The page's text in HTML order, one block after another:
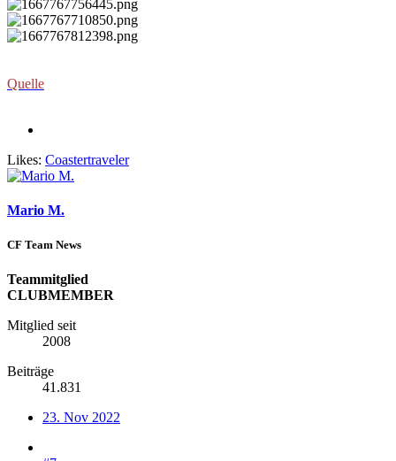
Quelle
Likes: Coastertraveler
Mario M.
CF Team News
Teammitglied
CLUBMEMBER
Mitglied seit
2008
Beiträge
41.831
23. Nov 2022